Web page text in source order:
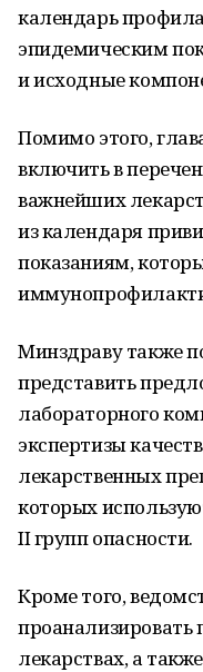
календарь
эпидемическим
и исходные
Помимо этого,
включить в
важнейших
из календаря
показаниям,
Минздраву также
представить
лабораторного
экспертизы
лекарственных
которых
II групп опасности.
Кроме того,
проанализировать
лекарствах, а